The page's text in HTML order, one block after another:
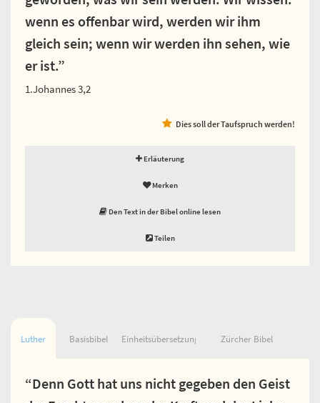
wenn es offenbar wird, werden wir ihm
gleich sein; wenn wir werden ihn sehen, wie
er ist.”
1.Johannes 3,2
Dies soll der Taufspruch werden!
Erläuterung
Merken
Den Text in der Bibel online lesen
Teilen
Luther Basisbibel Einheitsübersetzung Zürcher Bibel
“Denn Gott hat uns nicht gegeben den Geist